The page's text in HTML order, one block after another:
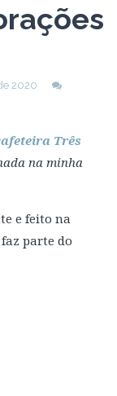
2020
Três
na minha
e feito na
parte do